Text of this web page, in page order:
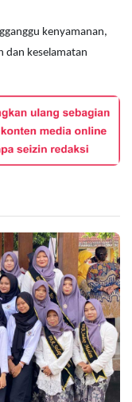
kenyamanan,
dan keselamatan